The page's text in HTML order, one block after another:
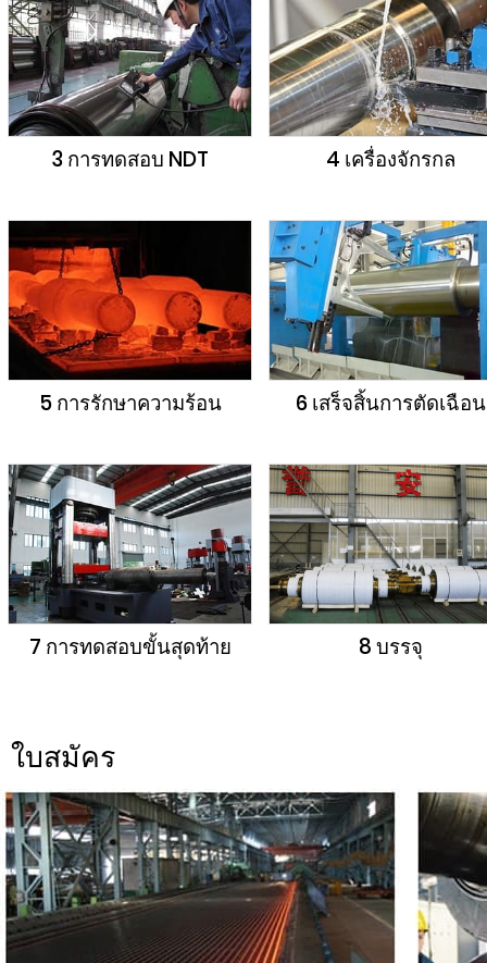
3 การทดสอบ NDT 4 เครื่องจักรกล
5 การรักษาความร้อน 6 เสร็จสิ้นการตัดเฉือน
7 การทดสอบขั้นสุดท้าย 8 บรรจุ
ใบสมัคร